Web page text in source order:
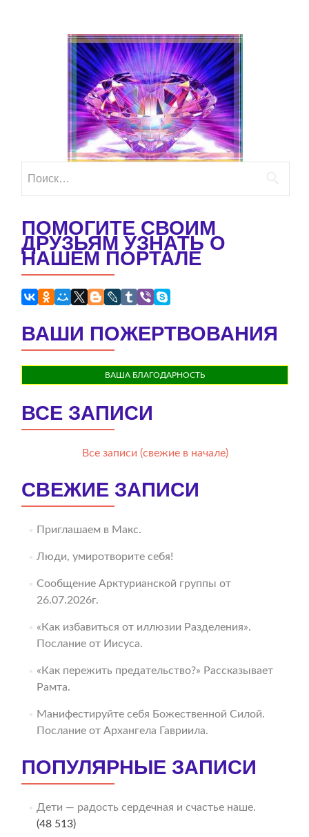
ПОМОГИТЕ СВОИМ
ДРУЗЬЯМ УЗНАТЬ О
НАШЕМ ПОРТАЛЕ
ВАШИ ПОЖЕРТВОВАНИЯ
ВАША БЛАГОДАРНОСТЬ
ВСЕ ЗАПИСИ
Все записи (свежие в начале)
СВЕЖИЕ ЗАПИСИ
Приглашаем в Макс.
Люди, умиротворите себя!
Сообщение Арктурианской группы от
26.07.2026г.
«Как избавиться от иллюзии Разделения».
Послание от Иисуса.
«Как пережить предательство?» Рассказывает
Рамта.
Манифестируйте себя Божественной Силой.
Послание от Архангела Гавриила.
ПОПУЛЯРНЫЕ ЗАПИСИ
Дети — радость сердечная и счастье наше.
(48 513)